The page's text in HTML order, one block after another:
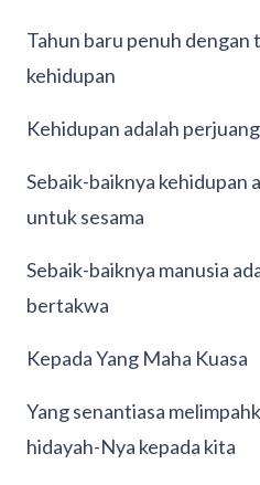
Tahun baru penuh dengan
kehidupan
Kehidupan adalah
Sebaik-baiknya kehidupan
untuk sesama
Sebaik-baiknya manusia
bertakwa
Kepada Yang Maha Kuasa
Yang senantiasa
hidayah-Nya kepada kita